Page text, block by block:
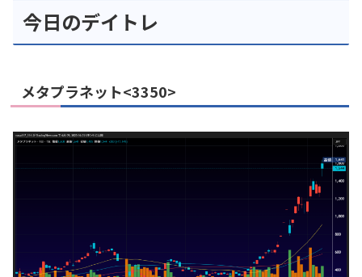
今日のデイトレ
メタプラネット<3350>